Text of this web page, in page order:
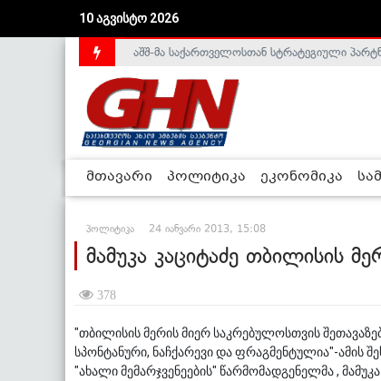
10 აგვისტო 2026
საქართველოს დე-ფაქტო მთავრობა
აშშ-მა საქართველოსთან სტრატეგიული
მთავარი პოლიტიკა ეკონომიკა
პოლიტიკა 24 იანვარი 2013, 15:08
მამუკა კაციტაძე თბილისის
378
"თბილისის მერის მიერ საკრებულოსთვის
სპონტანური, ნაჩქარევი და ფრაგმენტულია"-ამის
"ახალი მემარჯვენეების" წარმომადგენელმა ,